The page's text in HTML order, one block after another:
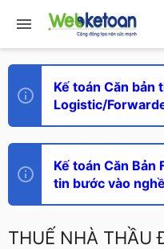
Kế toán Căn bản
Logistic/
Kế toán Căn Bản
tin bước vào
THUẾ NHÀ THẦU